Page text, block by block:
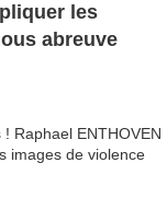
les
abreuve